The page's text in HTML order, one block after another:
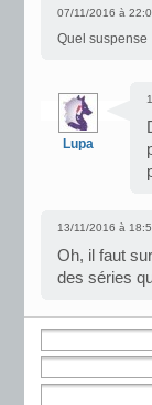
07/11/2016 à
Quel suspense
Lupa
13/11/2016 à
Oh, il faut
des séries